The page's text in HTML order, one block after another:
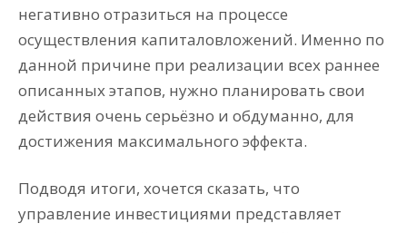
негативно отразиться на процессе
осуществления капиталовложений. Именно по
данной причине при реализации всех раннее
описанных этапов, нужно планировать свои
действия очень серьёзно и обдуманно, для
достижения максимального эффекта.
Подводя итоги, хочется сказать, что
управление инвестициями представляет